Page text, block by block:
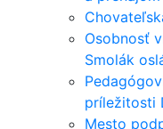
Osobnosť
Smolák
príležitosti
Mesto